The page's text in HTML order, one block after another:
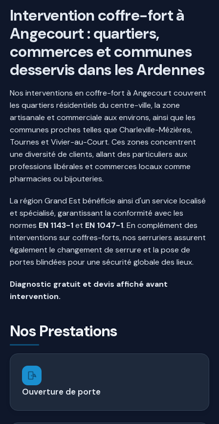
Intervention coffre-fort à
Angecourt : quartiers,
commerces et communes
desservis dans les Ardennes
Nos interventions en coffre-fort à Angecourt couvrent
les quartiers résidentiels du centre-ville, la zone
artisanale et commerciale aux environs, ainsi que les
communes proches telles que Charleville-Mézières,
Tournes et Vivier-au-Court. Ces zones concentrent
une diversité de clients, allant des particuliers aux
professions libérales et commerces locaux comme
pharmacies ou bijouteries.
La région Grand Est bénéficie ainsi d'un service localisé
et spécialisé, garantissant la conformité avec les
normes EN 1143-1et EN 1047-1. En complément des
interventions sur coffres-forts, nos serruriers assurent
également le changement de serrure et la pose de
portes blindées pour une sécurité globale des lieux.
Diagnostic gratuit et devis affiché avant
intervention.
Nos Prestations
Ouverture de porte